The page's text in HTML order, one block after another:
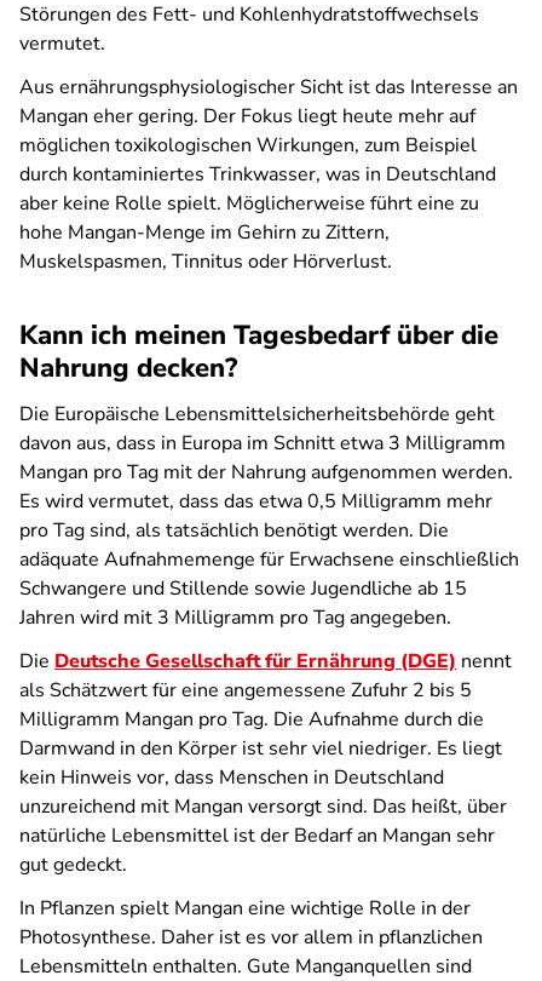
Störungen des Fett- und Kohlenhydratstoffwechsels
vermutet.
Aus ernährungsphysiologischer Sicht ist das Interesse an
Mangan eher gering. Der Fokus liegt heute mehr auf
möglichen toxikologischen Wirkungen, zum Beispiel
durch kontaminiertes Trinkwasser, was in Deutschland
aber keine Rolle spielt. Möglicherweise führt eine zu
hohe Mangan-Menge im Gehirn zu Zittern,
Muskelspasmen, Tinnitus oder Hörverlust.
Kann ich meinen Tagesbedarf über die
Nahrung decken?
Die Europäische Lebensmittelsicherheitsbehörde geht
davon aus, dass in Europa im Schnitt etwa 3 Milligramm
Mangan pro Tag mit der Nahrung aufgenommen werden.
Es wird vermutet, dass das etwa 0,5 Milligramm mehr
pro Tag sind, als tatsächlich benötigt werden. Die
adäquate Aufnahmemenge für Erwachsene einschließlich
Schwangere und Stillende sowie Jugendliche ab 15
Jahren wird mit 3 Milligramm pro Tag angegeben.
Die Deutsche Gesellschaft für Ernährung (DGE) nennt
als Schätzwert für eine angemessene Zufuhr 2 bis 5
Milligramm Mangan pro Tag. Die Aufnahme durch die
Darmwand in den Körper ist sehr viel niedriger. Es liegt
kein Hinweis vor, dass Menschen in Deutschland
unzureichend mit Mangan versorgt sind. Das heißt, über
natürliche Lebensmittel ist der Bedarf an Mangan sehr
gut gedeckt.
In Pflanzen spielt Mangan eine wichtige Rolle in der
Photosynthese. Daher ist es vor allem in pflanzlichen
Lebensmitteln enthalten. Gute Manganquellen sind